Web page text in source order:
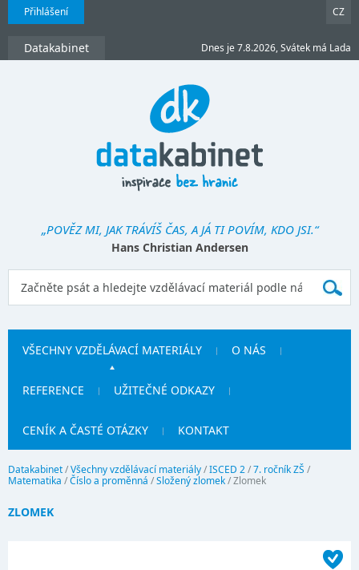
Přihlášení CZ
Datakabinet Dnes je 7.8.2026, Svátek má Lada
„POVĚZ MI, JAK TRÁVÍŠ ČAS, A JÁ TI POVÍM, KDO JSI.“
Hans Christian Andersen
VŠECHNY VZDĚLÁVACÍ MATERIÁLY O NÁS
REFERENCE UŽITEČNÉ ODKAZY
CENÍK A ČASTÉ OTÁZKY KONTAKT
Datakabinet/Všechny vzdělávací materiály/ISCED 2/7. ročník ZŠ /
Matematika /Číslo a proměnná /Složený zlomek/Zlomek
ZLOMEK